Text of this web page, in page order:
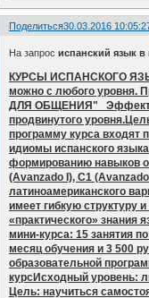
Поделиться30.03.2016
На запросиспанский язык в
КУРСЫ ИСПАНСКОГО
можно с любого уровня.
ДЛЯ ОБЩЕНИЯ"
продвинутого
программу курса входят
идиомы испанского
формированию навыков
(Avanzado I), C1
латиноамериканского
имеет гибкую структуру
«практического» знания
мини-курса: 15 занятия
месяц обучения и 3 500
образовательной
курсИсходный уровень:
Цель: научиться